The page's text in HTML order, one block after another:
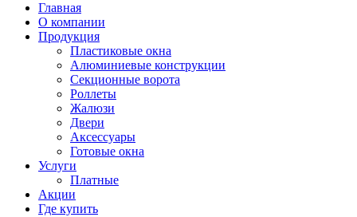
Главная
О компании
Продукция
Пластиковые окна
Алюминиевые конструкции
Секционные ворота
Роллеты
Жалюзи
Двери
Аксессуары
Готовые окна
Услуги
Платные
Акции
Где купить